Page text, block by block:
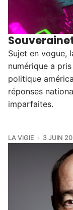
Sujet en vogue,
numérique a
politique
réponses
imparfaites.
LA VIGIE 3 JUIN